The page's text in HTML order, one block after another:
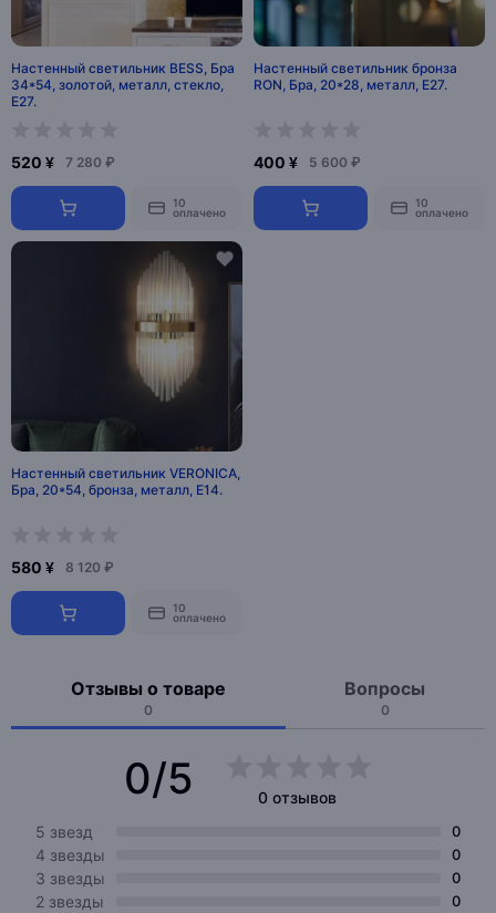
Настенный светильник BESS, Бра
34*54, золотой, металл, стекло,
Е27.
520 ¥ 7 280 ₽
10
оплачено
Настенный светильник бронза
RON, Бра, 20*28, металл, Е27.
400 ¥ 5 600 ₽
10
оплачено
Настенный светильник VERONICA,
Бра, 20*54, бронза, металл, Е14.
580 ¥ 8 120 ₽
10
оплачено
Отзывы о товаре
0
Вопросы
0
0/5
0 отзывов
5 звезд
0
4 звезды 0
3 звезды 0
2 звезды 0